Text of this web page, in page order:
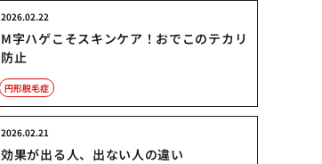
M字ハゲこそスキンケア！おでこのテカリ
防止
2026.02.22
円形脱毛症
効果が出る人、出ない人の違い
2026.02.21